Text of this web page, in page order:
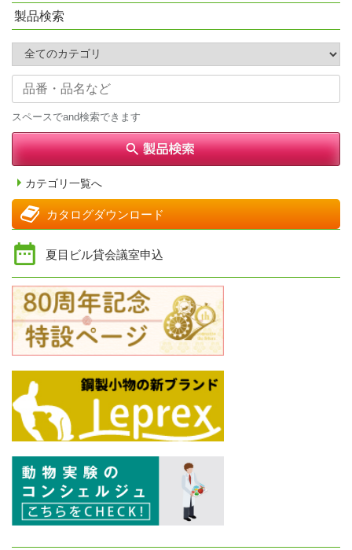
製品検索
スペースでand検索できます
カテゴリ一覧へ
カタログダウンロード
夏目ビル貸会議室申込